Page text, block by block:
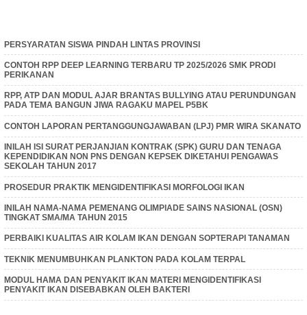
PERSYARATAN SISWA PINDAH LINTAS PROVINSI
CONTOH RPP DEEP LEARNING TERBARU TP 2025/2026 SMK PRODI
PERIKANAN
RPP, ATP DAN MODUL AJAR BRANTAS BULLYING ATAU PERUNDUNGAN
PADA TEMA BANGUN JIWA RAGAKU MAPEL P5BK
CONTOH LAPORAN PERTANGGUNGJAWABAN (LPJ) PMR WIRA SKANATO
INILAH ISI SURAT PERJANJIAN KONTRAK (SPK) GURU DAN TENAGA
KEPENDIDIKAN NON PNS DENGAN KEPSEK DIKETAHUI PENGAWAS
SEKOLAH TAHUN 2017
PROSEDUR PRAKTIK MENGIDENTIFIKASI MORFOLOGI IKAN
INILAH NAMA-NAMA PEMENANG OLIMPIADE SAINS NASIONAL (OSN)
TINGKAT SMA/MA TAHUN 2015
PERBAIKI KUALITAS AIR KOLAM IKAN DENGAN SOPTERAPI TANAMAN
TEKNIK MENUMBUHKAN PLANKTON PADA KOLAM TERPAL
MODUL HAMA DAN PENYAKIT IKAN MATERI MENGIDENTIFIKASI
PENYAKIT IKAN DISEBABKAN OLEH BAKTERI